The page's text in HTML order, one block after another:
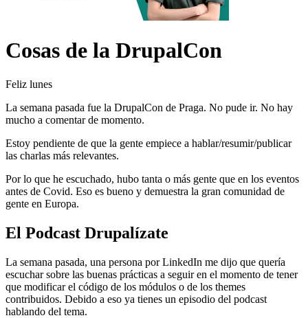
Cosas de la DrupalCon
Feliz lunes
La semana pasada fue la DrupalCon de Praga. No pude ir. No hay
mucho a comentar de momento.
Estoy pendiente de que la gente empiece a hablar/resumir/publicar
las charlas más relevantes.
Por lo que he escuchado, hubo tanta o más gente que en los eventos
antes de Covid. Eso es bueno y demuestra la gran comunidad de
gente en Europa.
El Podcast Drupalízate
La semana pasada, una persona por LinkedIn me dijo que quería
escuchar sobre las buenas prácticas a seguir en el momento de tener
que modificar el código de los módulos o de los themes
contribuidos. Debido a eso ya tienes un episodio del podcast
hablando del tema.